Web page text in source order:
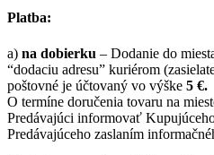
Platba:
a) na dobierku – Dodanie do
“dodaciu adresu” kuriérom
poštovné je účtovaný vo výške 5 €.
O termíne doručenia tovaru na
Predávajúci informovať
Predávajúceho zaslaním